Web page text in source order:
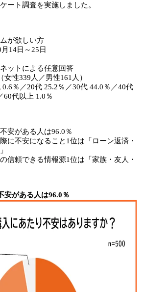
ート調査を実施しました。
が欲しい方
14日～25日
ットによる任意回答
性339人／男性161人）
％／20代 25.2％／30代 44.0％／40代
60代以上 1.0％
安がある人は96.0％
に不安になること1位は「ローン返済・
信頼できる情報源1位は「家族・友人・
安がある人は96.0％